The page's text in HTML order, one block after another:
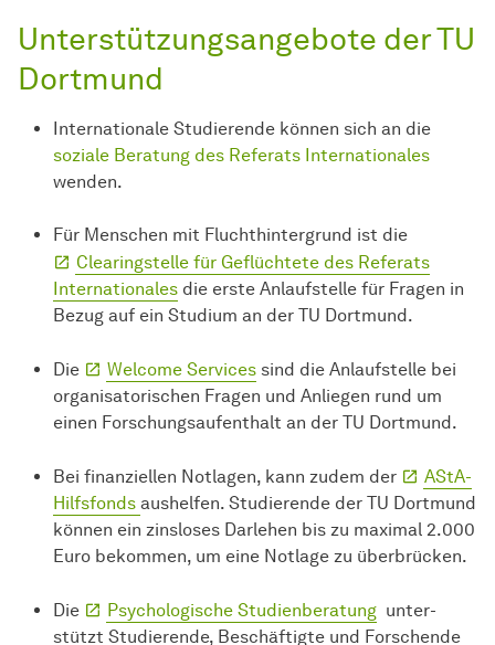
Unterstützungsangebote der TU
Dortmund
Internationale Studierende können sich an die
soziale Beratung des Referats Internationales
wenden.
Für Menschen mit Fluchthintergrund ist die
Clearingstelle für Geflüchtete des Referats
Internationales die erste Anlaufstelle für Fragen in
Bezug auf ein Studium an der TU Dortmund.
Die Welcome Services sind die Anlaufstelle bei
organisatorischen Fragen und Anliegen rund um
einen For­schungs­auf­enthalt an der TU Dortmund.
Bei finanziellen Notlagen, kann zudem der
AStA-
Hilfsfonds aushelfen. Studierende der TU Dortmund
können ein zinsloses Darlehen bis zu maximal 2.000
Euro bekommen, um eine Notlage zu überbrücken.
Die Psychologische Stu­dien­be­ra­tung un­ter­
stützt Stu­die­ren­de, Be­schäf­tigte und For­schen­de